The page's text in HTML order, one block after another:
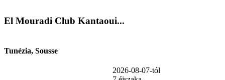
El Mouradi Club Kantaoui...
Tunézia, Sousse
2026-08-07-tól